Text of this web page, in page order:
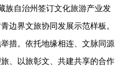
自治州签订文化旅游产业发
边界文旅协同发展示范样板。
措。依托地缘相连、文脉同源
、以旅彰文、共建共享的合作